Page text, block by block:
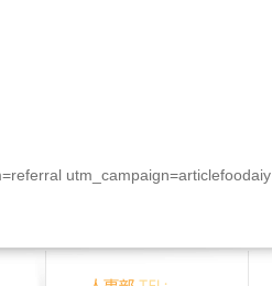
utm_campaign=articlefoodaiy